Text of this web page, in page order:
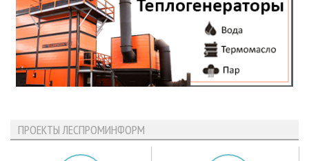
ПРОЕКТЫ ЛЕСПРОМИНФОРМ